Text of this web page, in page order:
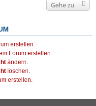
Gehe zu
erstellen.
Forum erstellen.
ändern.
löschen.
erstellen.